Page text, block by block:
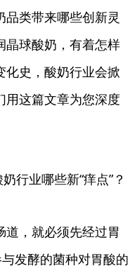
类带来哪些创新灵
晶球酸奶，有着怎样
化史，酸奶行业会掀
用这篇文章为您深度
行业哪些新“痒点”？
，就必须先经过胃
发酵的菌种对胃酸的